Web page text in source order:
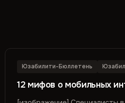
Юзабилити-Бюллетень
12 мифов о мобильных